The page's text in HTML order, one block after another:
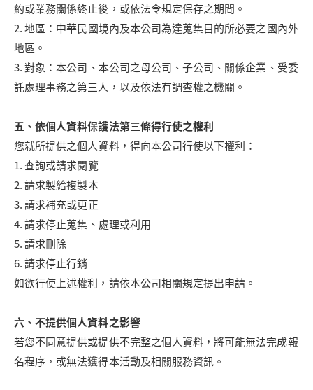
約或業務關係終止後，或依法令規定保存之期間。
2. 地區：中華民國境內及本公司為達蒐集目的所必要之國內外
地區。
3. 對象：本公司、本公司之母公司、子公司、關係企業、受委
託處理事務之第三人，以及依法有調查權之機關。
五、依個人資料保護法第三條得行使之權利
您就所提供之個人資料，得向本公司行使以下權利：
1. 查詢或請求閱覽
2. 請求製給複製本
3. 請求補充或更正
4. 請求停止蒐集、處理或利用
5. 請求刪除
6. 請求停止行銷
如欲行使上述權利，請依本公司相關規定提出申請。
六、不提供個人資料之影響
若您不同意提供或提供不完整之個人資料，將可能無法完成報
名程序，或無法獲得本活動及相關服務資訊。